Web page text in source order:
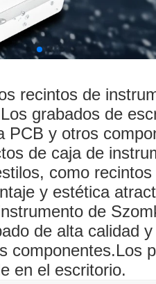
recintos de
grabados de
PCB y otros
de caja de
como
y estética
de
de alta calidad
componentes.Los
en el escritorio.